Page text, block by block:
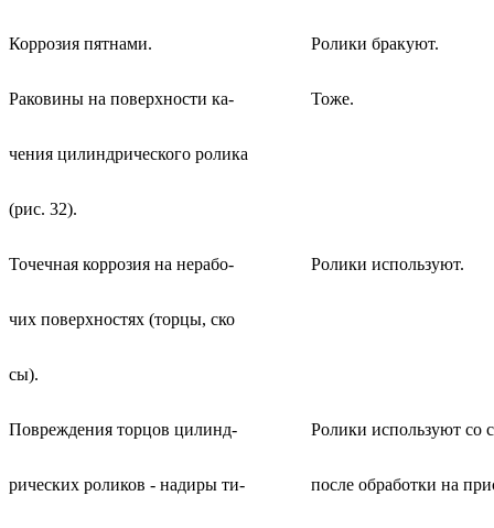
Коррозия пятнами. Ролики бракуют.
Раковины на поверхности ка- Тоже.
чения цилиндрического ролика
(рис. 32).
Точечная коррозия на нерабо- Ролики используют.
чих поверхностях (торцы, ско
сы).
Повреждения торцов цилинд- Ролики используют со
рических роликов - надиры ти- после обработки на